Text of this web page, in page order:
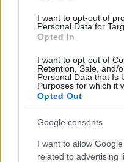
I want to opt-out of
Personal Data for
Opted In
I want to opt-out of
Retention, Sale, and/
Personal Data that Is
Purposes for which it
Opted Out
Google consents
I want to allow
related to advertising